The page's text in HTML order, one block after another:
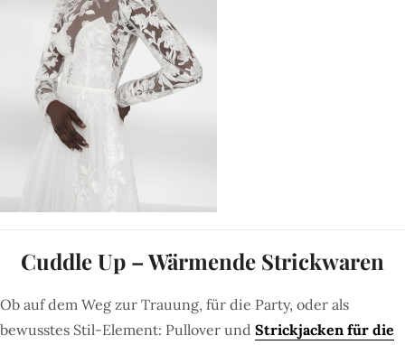
Cuddle Up – Wärmende Strickwaren
Ob auf dem Weg zur Trauung, für die Party, oder als
bewusstes Stil-Element: Pullover und Strickjacken für die